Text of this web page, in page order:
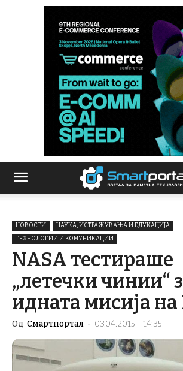
НОВОСТИ
НАУКА, ИСТРАЖУВАЊА И ЕДУКАЦИЈА
ТЕХНОЛОГИИ И КОМУНИКАЦИИ
NASA тестираше
„летечки чинии“
идната мисија
Од Смартпортал - 03.04.2015 - 14:35